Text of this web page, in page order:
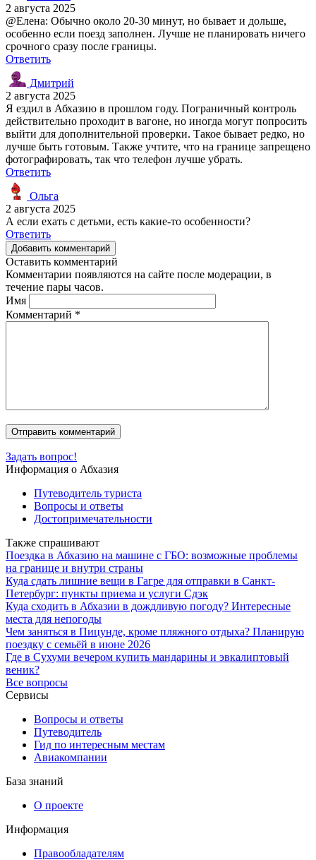
2 августа 2025
@Елена: Обычно около 20-30 минут, но бывает и дольше,
особенно если поезд заполнен. Лучше не планировать ничего
срочного сразу после границы.
Ответить
Дмитрий
2 августа 2025
Я ездил в Абхазию в прошлом году. Пограничный контроль
действительно проходит в вагоне, но иногда могут попросить
выйти для дополнительной проверки. Такое бывает редко, но
лучше быть готовым. Также учтите, что на границе запрещено
фотографировать, так что телефон лучше убрать.
Ответить
Ольга
2 августа 2025
А если ехать с детьми, есть какие-то особенности?
Ответить
Добавить комментарий
Оставить комментарий
Комментарии появляются на сайте после модерации, в
течение пары часов.
Имя
Комментарий *
Задать вопрос!
Информация о Абхазия
Путеводитель туриста
Вопросы и ответы
Достопримечательности
Также спрашивают
Поездка в Абхазию на машине с ГБО: возможные проблемы
на границе и внутри страны
Куда сдать лишние вещи в Гагре для отправки в Санкт-
Петербург: пункты приема и услуги Сдэк
Куда сходить в Абхазии в дождливую погоду? Интересные
места для непогоды
Чем заняться в Пицунде, кроме пляжного отдыха? Планирую
поездку с семьёй в июне 2026
Где в Сухуми вечером купить мандарины и эвкалиптовый
веник?
Все вопросы
Сервисы
Вопросы и ответы
Путеводитель
Гид по интересным местам
Авиакомпании
База знаний
О проекте
Информация
Правообладателям